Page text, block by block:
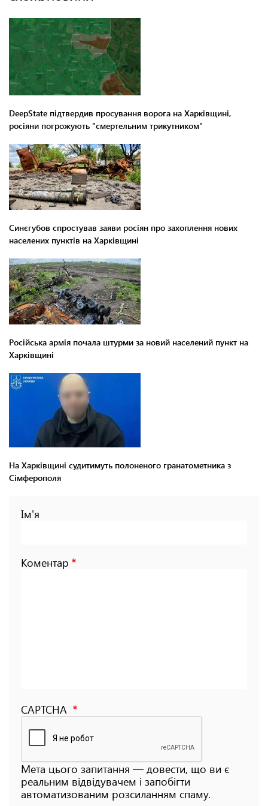
DeepState підтвердив просування ворога на Харківщині,
росіяни погрожують "смертельним трикутником"
Синєгубов спростував заяви росіян про захоплення нових
населених пунктів на Харківщині
Російська армія почала штурми за новий населений пункт на
Харківщині
На Харківщині судитимуть полоненого гранатометника з
Сімферополя
Ім'я
Коментар
CAPTCHA
Мета цього запитання — довести, що ви є
реальним відвідувачем і запобігти
автоматизованим розсиланням спаму.